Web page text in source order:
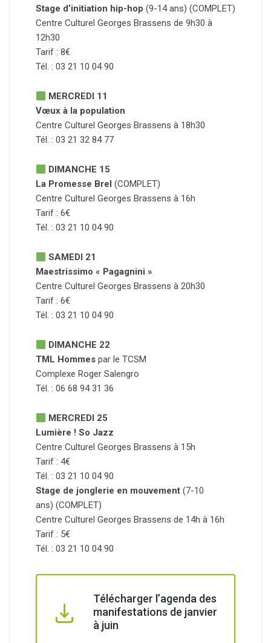
Stage d’initiation hip-hop (9-14 ans) (COMPLET)
Centre Culturel Georges Brassens de 9h30 à
12h30
Tarif : 8€
Tél. : 03 21 10 04 90
MERCREDI 11
Vœux à la population
Centre Culturel Georges Brassens à 18h30
Tél. : 03 21 32 84 77
DIMANCHE 15
La Promesse Brel (COMPLET)
Centre Culturel Georges Brassens à 16h
Tarif : 6€
Tél. : 03 21 10 04 90
SAMEDI 21
Maestrissimo « Pagagnini »
Centre Culturel Georges Brassens à 20h30
Tarif : 6€
Tél. : 03 21 10 04 90
DIMANCHE 22
TML Hommes par le TCSM
Complexe Roger Salengro
Tél. : 06 68 94 31 36
MERCREDI 25
Lumière ! So Jazz
Centre Culturel Georges Brassens à 15h
Tarif : 4€
Tél. : 03 21 10 04 90
Stage de jonglerie en mouvement (7-10
ans) (COMPLET)
Centre Culturel Georges Brassens de 14h à 16h
Tarif : 5€
Tél. : 03 21 10 04 90
Télécharger l’agenda des
manifestations de janvier
à juin